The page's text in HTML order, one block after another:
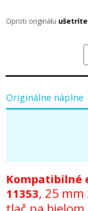
Oproti originálu ušetríte
Originálne náplne
Kompatibilné
11353, 25 mm